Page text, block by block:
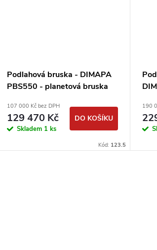
Podlahová bruska - DIMAPA
PBS550 - planetová bruska
107 000 Kč bez DPH
129 470 Kč
Skladem 1 ks
DO KOŠÍKU
Kód: 123.5
190